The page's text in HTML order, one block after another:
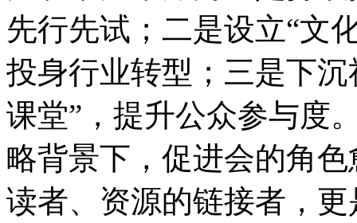
先行先试；二是设立“文
投身行业转型；三是下
课堂”，提升公众参与度
略背景下，促进会的角
读者、资源的链接者，